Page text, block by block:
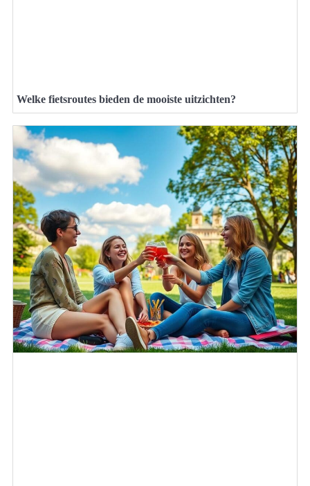
Welke fietsroutes bieden de mooiste uitzichten?